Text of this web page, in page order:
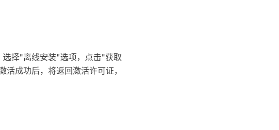
选择"离线安装"选项，点击"获取
成功后，将返回激活许可证，